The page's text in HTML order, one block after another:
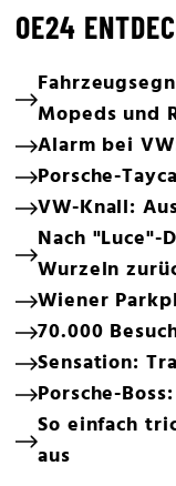
OE24
Mopeds und
Alarm bei
Porsche-
VW-Knall:
Nach
Wurzeln
Wiener
70.000
Sensation:
Porsche-
So einfach
aus